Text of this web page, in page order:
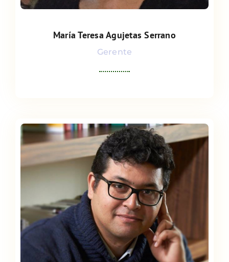
María Teresa Agujetas Serrano
Gerente
María Teresa Agujetas Serrano